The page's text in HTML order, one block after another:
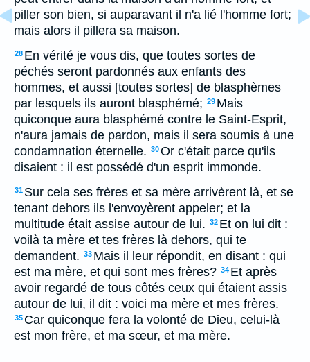
piller son bien, si auparavant il n'a lié l'homme fort;
mais alors il pillera sa maison.
28 En vérité je vous dis, que toutes sortes de
péchés seront pardonnés aux enfants des
hommes, et aussi [toutes sortes] de blasphèmes
par lesquels ils auront blasphémé; 29 Mais
quiconque aura blasphémé contre le Saint-Esprit,
n'aura jamais de pardon, mais il sera soumis à une
condamnation éternelle. 30Or c'était parce qu'ils
disaient : il est possédé d'un esprit immonde.
31 Sur cela ses frères et sa mère arrivèrent là, et se
tenant dehors ils l'envoyèrent appeler; et la
multitude était assise autour de lui. 32 Et on lui dit :
voilà ta mère et tes frères là dehors, qui te
demandent. 33 Mais il leur répondit, en disant : qui
est ma mère, et qui sont mes frères? 34 Et après
avoir regardé de tous côtés ceux qui étaient assis
autour de lui, il dit : voici ma mère et mes frères.
35 Car quiconque fera la volonté de Dieu, celui-là
est mon frère, et ma sœur, et ma mère.